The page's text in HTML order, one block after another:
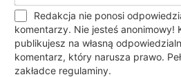
Redakcja nie ponosi
komentarzy. Nie jesteś anonimowy!
publikujesz na własną
komentarz, który narusza prawo.
zakładce regulaminy.